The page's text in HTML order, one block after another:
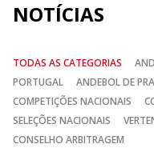
NOTÍCIAS
TODAS AS CATEGORIAS
PORTUGAL
ANDEBOL DE
COMPETIÇÕES NACIONAIS
SELEÇÕES NACIONAIS
CONSELHO ARBITRAGEM